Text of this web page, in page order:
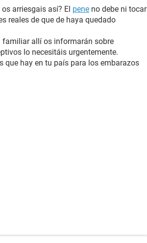
arriesgais así? El pene no debe ni tocar
reales de que de haya quedado
familiar allí os informarán sobre
lo necesitáis urgentemente.
que hay en tu país para los embarazos